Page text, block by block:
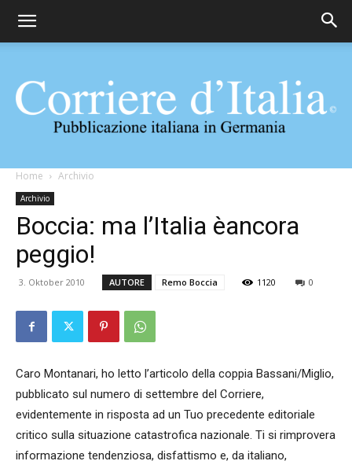
Corriere
d'Italia
Home Archivio
Archivio
Boccia: ma l’Italia èancora
peggio!
3. Oktober 2010 AUTORE Remo Boccia 1120 0
Caro Montanari, ho letto l’articolo della coppia Bassani/Miglio,
pubblicato sul numero di settembre del Corriere,
evidentemente in risposta ad un Tuo precedente editoriale
critico sulla situazione catastrofica nazionale. Ti si rimprovera
informazione tendenziosa, disfattismo e, da italiano,